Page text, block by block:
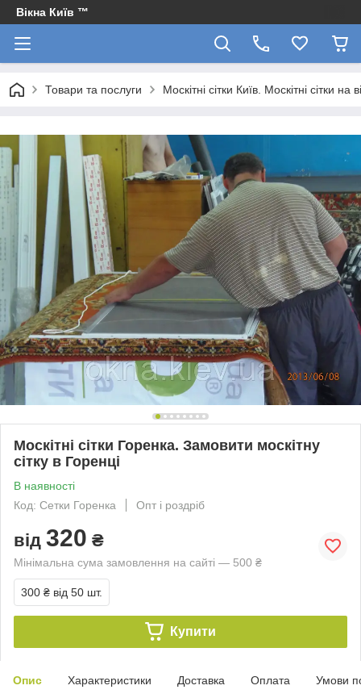
Вікна Київ ™
Товари та послуги Москітні сітки Київ. Москітні сітки на
Москітні сітки Горенка. Замовити москітну
сітку в Горенці
В наявності
Код: Сетки Горенка
Опт і роздріб
від 320 ₴
Мінімальна сума замовлення на сайті — 500 ₴
300 ₴ від 50 шт.
Купити
Опис Характеристики Доставка Оплата Умови